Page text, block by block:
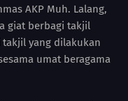
AKP Muh. Lalang,
giat berbagi takjil
yang dilakukan
umat beragama